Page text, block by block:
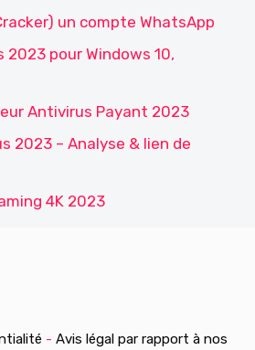
un compte WhatsApp
2023 pour Windows 10,
Antivirus Payant 2023
2023 – Analyse & lien de
4K 2023
- Avis légal par rapport à nos